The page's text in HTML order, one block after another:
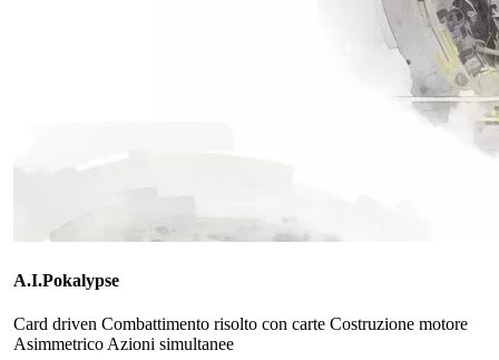
A.I.Pokalypse
Card driven Combattimento risolto con carte Costruzione motore
Asimmetrico Azioni simultanee